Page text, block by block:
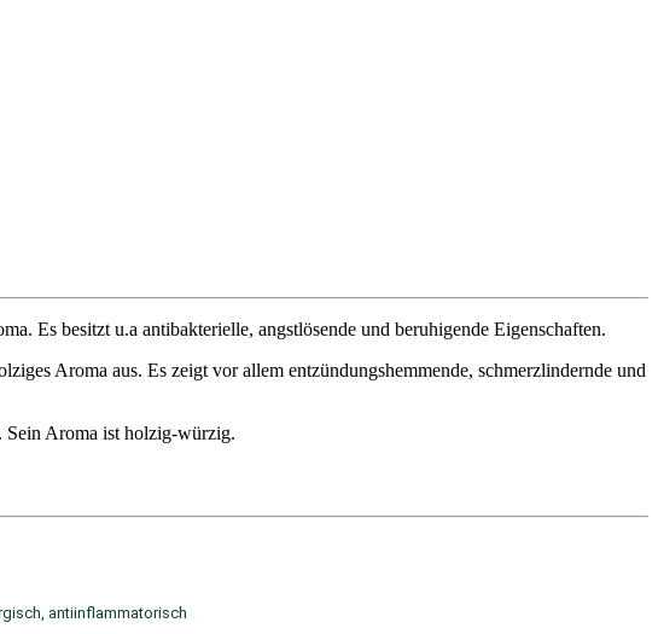
Es besitzt u.a antibakterielle, angstlösende und beruhigende Eigenschaften.
Aroma aus. Es zeigt vor allem entzündungshemmende, schmerzlindernde und
Sein Aroma ist holzig-würzig.